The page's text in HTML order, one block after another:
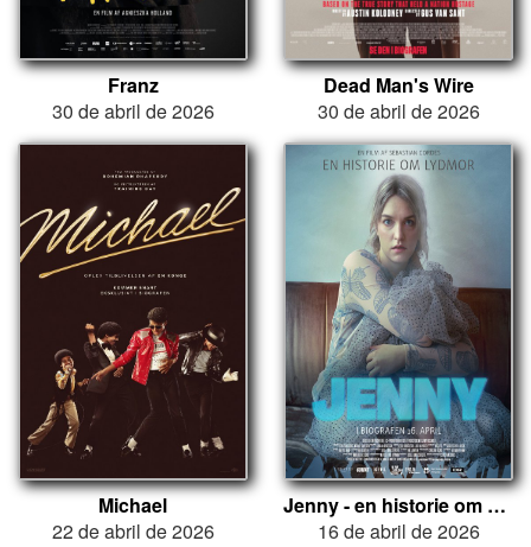
Franz
30 de abril de 2026
Dead Man's Wire
30 de abril de 2026
Michael
22 de abril de 2026
Jenny - en historie om Lydmor
16 de abril de 2026